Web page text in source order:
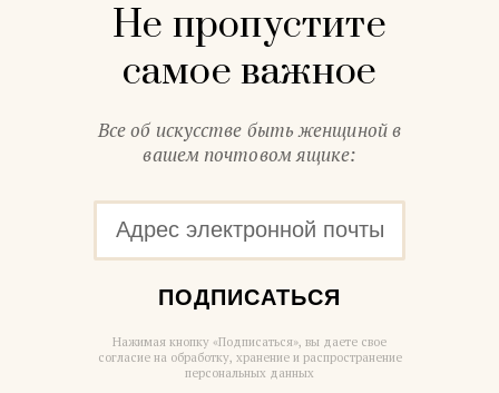
Не пропустите
самое важное
Все об искусстве быть женщиной в
вашем почтовом ящике:
ПОДПИСАТЬСЯ
Нажимая кнопку «Подписаться», вы даете свое
согласие на обработку, хранение и распространение
персональных данных